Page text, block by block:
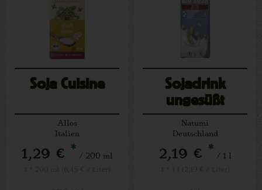
Soja Cuisine
Allos
Italien
1,29 € * / 200 ml
Sojadrink
ungesüßt
Natumi
Deutschland
2,19 € * / 1 l